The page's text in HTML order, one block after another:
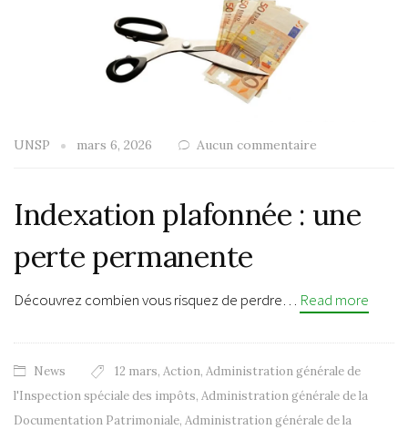
UNSP mars 6, 2026 Aucun commentaire
Indexation plafonnée : une
perte permanente
Découvrez combien vous risquez de perdre… Read more
News 12 mars, Action, Administration générale de
l'Inspection spéciale des impôts, Administration générale de la
Documentation Patrimoniale, Administration générale de la